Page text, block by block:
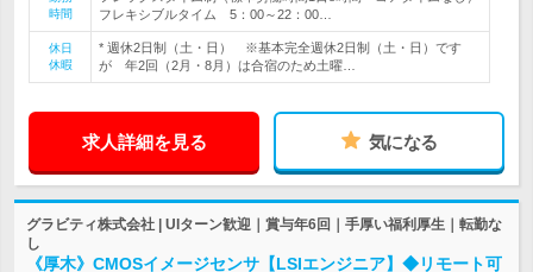
時間
フレキシブルタイム 5：00～22：00…
休日
休暇
* 週休2日制（土・日） ※基本完全週休2日制（土・日）です
が 年2回（2月・8月）は合宿のため土曜…
求人詳細を見る 気になる
グラビティ株式会社 | UIターン歓迎｜賞与年6回｜手厚い福利厚生｜転勤な
し
《厚木》CMOSイメージセンサ【LSIエンジニア】◆リモート可